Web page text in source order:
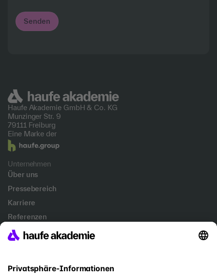
Haufe Akademie GmbH & Co. KG
Munzinger Str. 9
79111 Freiburg
Eine Marke der
Unternehmen
Über uns
Pressebereich
Karriere
Referenzen
Soziale Verantwortung
Newsletter